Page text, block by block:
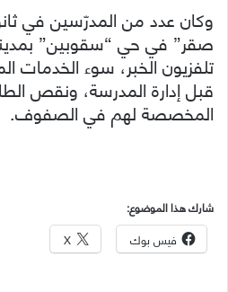
وكان عدد من المدرّسين في
صقر” في حي “سقوبين” بمدينة
تلفزيون الخبر، سوء الخدمات
قبل إدارة المدرسة، ونقص
المخصصة لهم في الصفوف.
شارك هذا الموضوع:
فيس بوك X